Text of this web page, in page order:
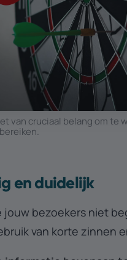
van cruciaal belang om te
en duidelijk
bezoekers niet
van korte zinnen